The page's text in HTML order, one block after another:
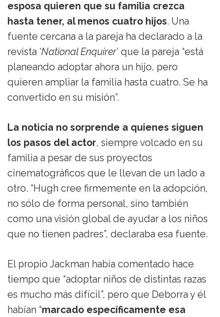
esposa quieren que su familia crezca
hasta tener, al menos cuatro hijos. Una
fuente cercana a la pareja ha declarado a la
revista ‘National Enquirer’ que la pareja “está
planeando adoptar ahora un hijo, pero
quieren ampliar la familia hasta cuatro. Se ha
convertido en su misión”.
La noticia no sorprende a quienes siguen
los pasos del actor, siempre volcado en su
familia a pesar de sus proyectos
cinematográficos que le llevan de un lado a
otro. “Hugh cree firmemente en la adopción,
no sólo de forma personal, sino también
como una visión global de ayudar a los niños
que no tienen padres”, declaraba esa fuente.
El propio Jackman había comentado hace
tiempo que “adoptar niños de distintas razas
es mucho más difícil”, pero que Deborra y él
habían “marcado específicamente esa